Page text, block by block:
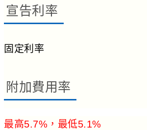
宣告利率
固定利率
附加費用率
最高5.7%，最低5.1%